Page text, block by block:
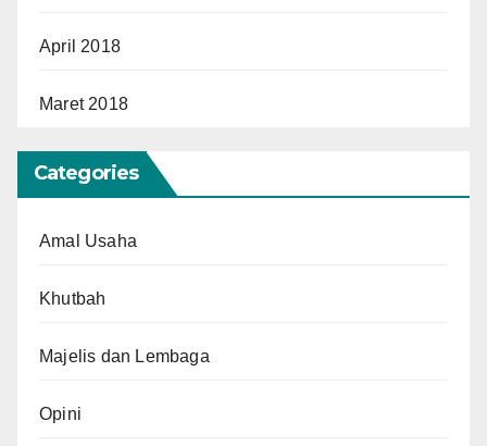
April 2018
Maret 2018
Categories
Amal Usaha
Khutbah
Majelis dan Lembaga
Opini